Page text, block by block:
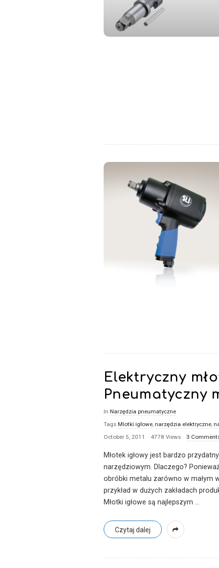
Elektryczny
Pneumatyczny
In Narzędzia pneumatyczne
Tags Mlotki igłowe, narzędzia elektryczne,
October 5, 2011
4778 Views 3
Młotek igłowy jest bardzo
narzędziowym. Dlaczego?
obróbki metalu zarówno w małym
przykład w dużych zakładach
Młotki igłowe są najlepszym
Czytaj dalej